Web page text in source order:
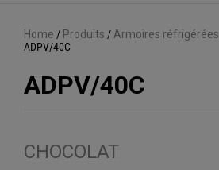
Home / Produits / Armoires réfrigérées
ADPV/40C
ADPV/40C
CHOCOLAT